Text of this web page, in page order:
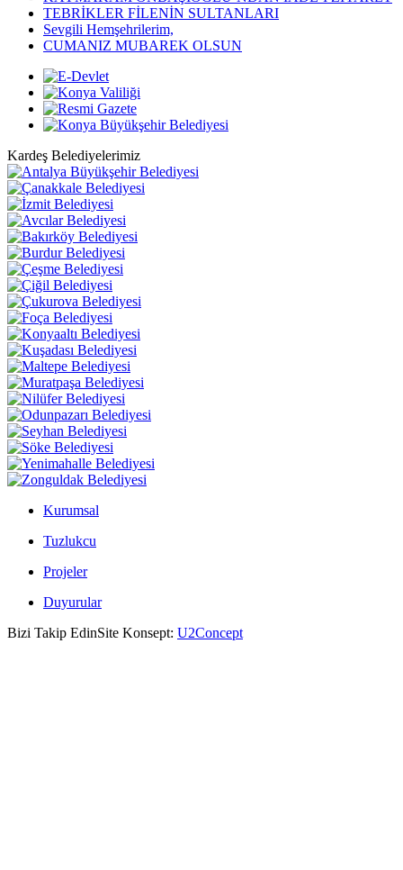
TEBRİKLER FİLENİN SULTANLARI
Sevgili Hemşehrilerim,
CUMANIZ MUBAREK OLSUN
Kardeş Belediyelerimiz
Kurumsal
Tuzlukcu
Projeler
Duyurular
Bizi Takip EdinSite Konsept: U2Concept